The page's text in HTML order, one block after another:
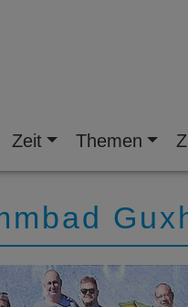
Zeit Themen